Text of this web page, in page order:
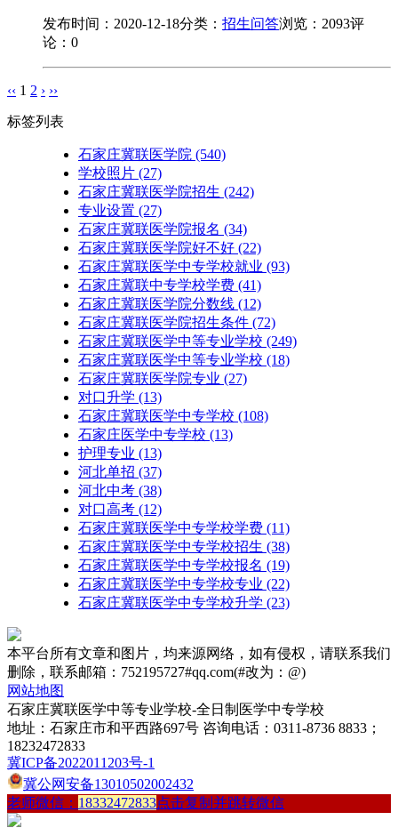
发布时间：2020-12-18分类： 招生问答浏览：2093评
论：0
‹‹ 1 2 › ››
标签列表
石家庄冀联医学院 (540)
学校照片 (27)
石家庄冀联医学院招生 (242)
专业设置 (27)
石家庄冀联医学院报名 (34)
石家庄冀联医学院好不好 (22)
石家庄冀联医学中专学校就业 (93)
石家庄冀联中专学校学费 (41)
石家庄冀联医学院分数线 (12)
石家庄冀联医学院招生条件 (72)
石家庄冀联医学中等专业学校 (249)
石家庄冀联医学中等专业学校​ (18)
石家庄冀联医学院专业 (27)
对口升学 (13)
石家庄冀联医学中专学校 (108)
石家庄医学中专学校 (13)
护理专业 (13)
河北单招 (37)
河北中考 (38)
对口高考 (12)
石家庄冀联医学中专学校学费 (11)
石家庄冀联医学中专学校招生 (38)
石家庄冀联医学中专学校报名 (19)
石家庄冀联医学中专学校专业 (22)
石家庄冀联医学中专学校升学 (23)
本平台所有文章和图片，均来源网络，如有侵权，请联系我们
删除，联系邮箱：752195727#qq.com(#改为：@)
网站地图
石家庄冀联医学中等专业学校-全日制医学中专学校
地址：石家庄市和平西路697号 咨询电话：0311-8736 8833；
18232472833
冀ICP备2022011203号-1
冀公网安备13010502002432
老师微信： 18332472833点击复制并跳转微信